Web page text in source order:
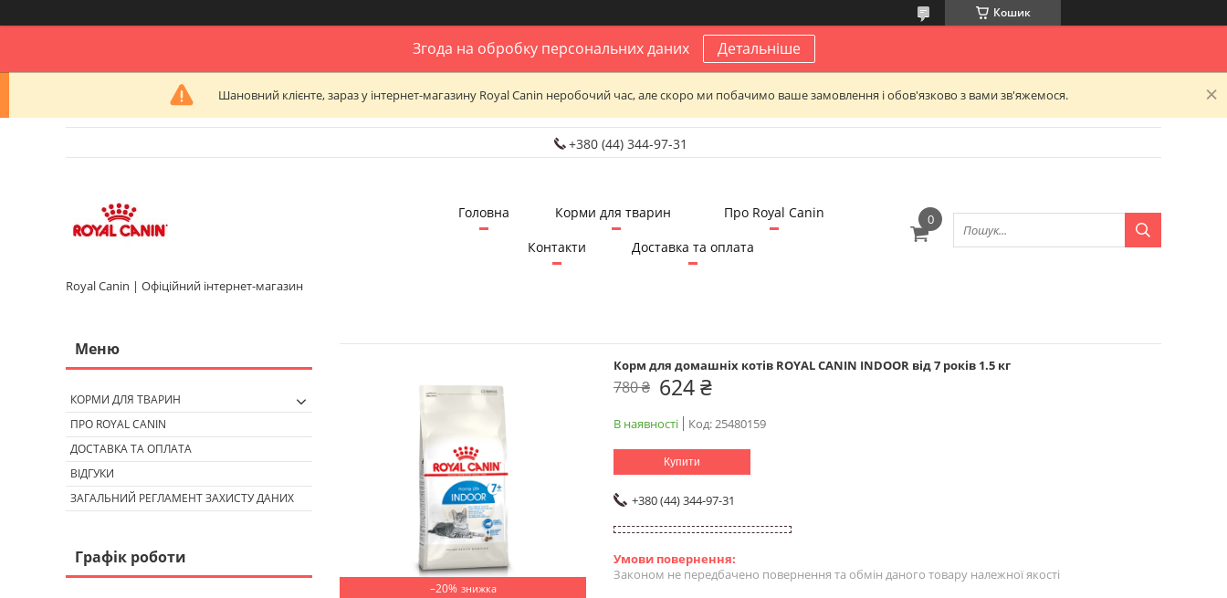
Кошик
Згода на обробку персональних даних Детальніше
Шановний клієнте, зараз у інтернет-магазину Royal Canin неробочий час, але скоро ми побачимо ваше замовлення і обов'язково з вами зв'яжемося.
+380 (44) 344-97-31
Royal Canin | Офіційний інтернет-магазин
Головна Корми для тварин
Про Royal Canin
Контакти
Доставка та оплата
–20%
Корм для домашніх котів ROYAL CANIN INDOOR від 7 років 1.5 кг
780 ₴ 624 ₴
В наявності Код: 25480159
Купити
+380 (44) 344-97-31
Законом не передбачено повернення та обмін даного товару належної якості
КОРМИ ДЛЯ ТВАРИН
ПРО ROYAL CANIN
ДОСТАВКА ТА ОПЛАТА
ВІДГУКИ
ЗАГАЛЬНИЙ РЕГЛАМЕНТ ЗАХИСТУ ДАНИХ
Графік роботи